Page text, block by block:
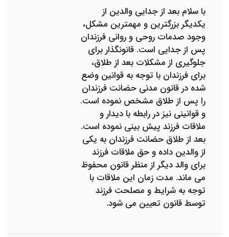
با سلام بعد از جدایی والدین از
یکدیگر بزرگترین و مهمترین مشکل،
وجود صدمات روحی و روانی فرزندان
پس از جدایی است. قانونگذار برای
جلوگیری از مشکلات بعد از طلاق،
برای فرزندان با توجه به قوانین وضع
شده در قانون مدنی حضانت فرزندان
را پس از طلاق مشخص نموده است.
و قوانینی نیز در رابطه با دیدار و
ملاقات فرزند پیش بینی نموده است.
بعد از طلاق حضانت فرزندان به یکی
از والدین داده و حق ملاقات فرزند
برای والد دیگر از منظر قانون محفوظ
می ماند. مدت زمان این ملاقات با
توجه به شرایط و مصلحت فرزند
توسط قانون تعیین می شود.